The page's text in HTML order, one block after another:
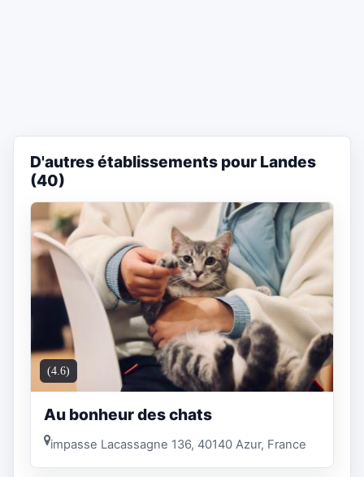
D'autres établissements pour Landes
(40)
(4.6)
Au bonheur des chats
impasse Lacassagne 136, 40140 Azur, France